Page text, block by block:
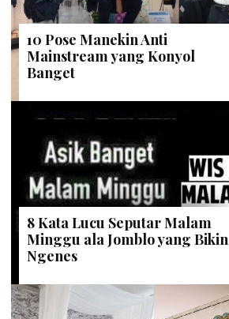
10 Pose Manekin Anti
Mainstream yang Konyol
Banget
8 Kata Lucu Seputar Malam
Minggu ala Jomblo yang Bikin
Ngenes